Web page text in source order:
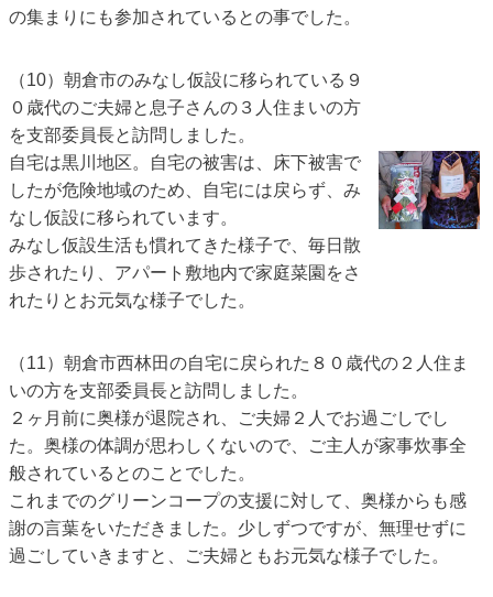
の集まりにも参加されているとの事でした。
（10）朝倉市のみなし仮設に移られている９
０歳代のご夫婦と息子さんの３人住まいの方
を支部委員長と訪問しました。
自宅は黒川地区。自宅の被害は、床下被害で
したが危険地域のため、自宅には戻らず、み
なし仮設に移られています。
みなし仮設生活も慣れてきた様子で、毎日散
歩されたり、アパート敷地内で家庭菜園をさ
れたりとお元気な様子でした。
（11）朝倉市西林田の自宅に戻られた８０歳代の２人住ま
いの方を支部委員長と訪問しました。
２ヶ月前に奥様が退院され、ご夫婦２人でお過ごしでし
た。奥様の体調が思わしくないので、ご主人が家事炊事全
般されているとのことでした。
これまでのグリーンコープの支援に対して、奥様からも感
謝の言葉をいただきました。少しずつですが、無理せずに
過ごしていきますと、ご夫婦ともお元気な様子でした。